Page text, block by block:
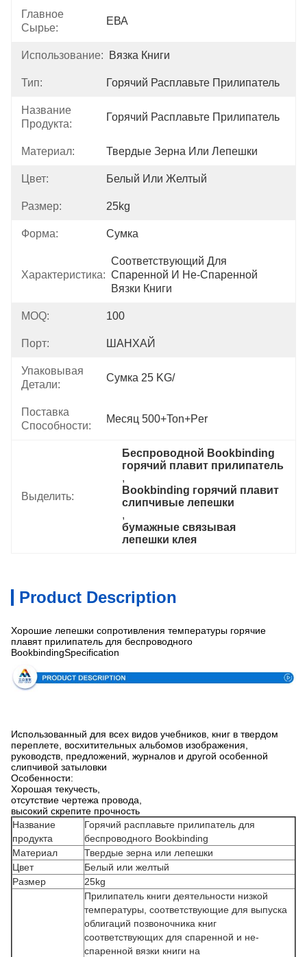
Главное
Сырье:
ЕВА
Использование: Вязка Книги
Тип: Горячий Расплавьте Прилипатель
Название
Продукта:
Горячий Расплавьте Прилипатель
Материал: Твердые Зерна Или Лепешки
Цвет: Белый Или Желтый
Размер: 25kg
Форма: Сумка
Характеристика:
Соответствующий Для
Спаренной И Не-Спаренной
Вязки Книги
MOQ: 100
Порт: ШАНХАЙ
Упаковывая
Детали:
Сумка 25 KG/
Поставка
Способности:
Месяц 500+Ton+per
Выделить:
Беспроводной Bookbinding
горячий плавит прилипатель
,
Bookbinding горячий плавит
слипчивые лепешки
,
бумажные связывая
лепешки клея
Product Description
Хорошие лепешки сопротивления температуры горячие
плавят прилипатель для беспроводного
BookbindingSpecification
Использованный для всех видов учебников, книг в твердом
переплете, восхитительных альбомов изображения,
руководств, предложений, журналов и другой особенной
слипчивой затыловки
Особенности:
Хорошая текучесть,
отсутствие чертежа провода,
высокий скрепите прочность
Название
продукта
Горячий расплавьте прилипатель для
беспроводного Bookbinding
Материал
Твердые зерна или лепешки
Цвет
Белый или желтый
Размер
25kg
Прилипатель книги деятельности низкой
температуры, соответствующие для выпуска
облигаций позвоночника книг
соответствующих для спаренной и не-
спаренной вязки книги на